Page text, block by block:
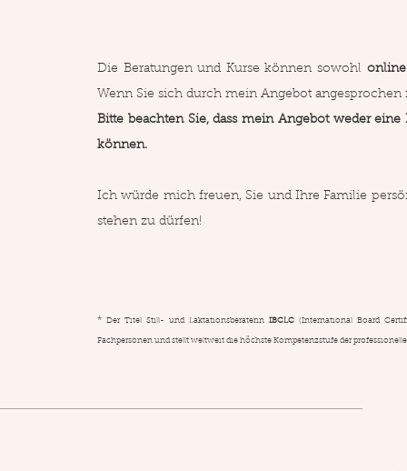
Die Beratungen und Kurse können sowohl online
Wenn Sie sich durch mein Angebot
Bitte beachten Sie, dass mein Angebot weder
können.
Ich würde mich freuen, Sie und Ihre Familie
stehen zu dürfen!
* Der Titel Still- und Laktationsberaterin IBCLC (International Board
Fachpersonen und stellt weltweit die höchste Kompetenzstufe der